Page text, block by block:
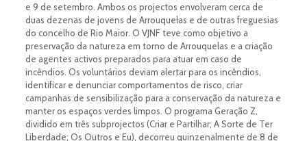
e 9 de setembro. Ambos os projectos envolveram cerca de
duas dezenas de jovens de Arrouquelas e de outras freguesias
do concelho de Rio Maior. O VJNF teve como objetivo a
preservação da natureza em torno de Arrouquelas e a criação
de agentes activos preparados para atuar em caso de
incêndios. Os voluntários deviam alertar para os incêndios,
identificar e denunciar comportamentos de risco, criar
campanhas de sensibilização para a conservação da natureza e
manter os espaços verdes limpos. O programa Geração Z,
dividido em três subprojectos (Criar e Partilhar; A Sorte de Ter
Liberdade; Os Outros e Eu), decorreu quinzenalmente de 8 de